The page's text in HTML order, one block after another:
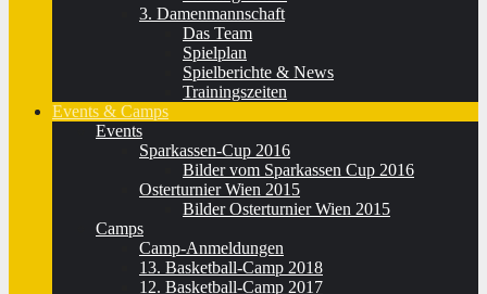
3. Damenmannschaft
Das Team
Spielplan
Spielberichte & News
Trainingszeiten
Events & Camps
Events
Sparkassen-Cup 2016
Bilder vom Sparkassen Cup 2016
Osterturnier Wien 2015
Bilder Osterturnier Wien 2015
Camps
Camp-Anmeldungen
13. Basketball-Camp 2018
12. Basketball-Camp 2017